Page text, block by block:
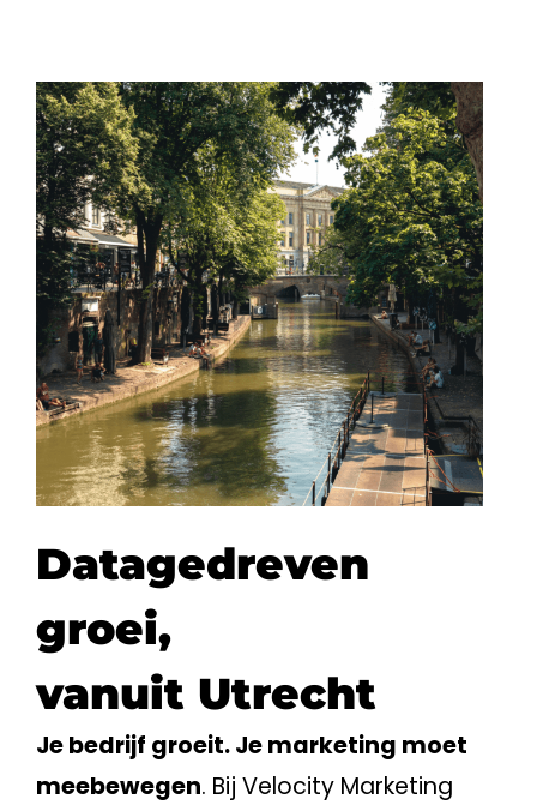
Datagedreven
groei,
vanuit Utrecht
Je bedrijf groeit. Je marketing moet
meebewegen. Bij Velocity Marketing